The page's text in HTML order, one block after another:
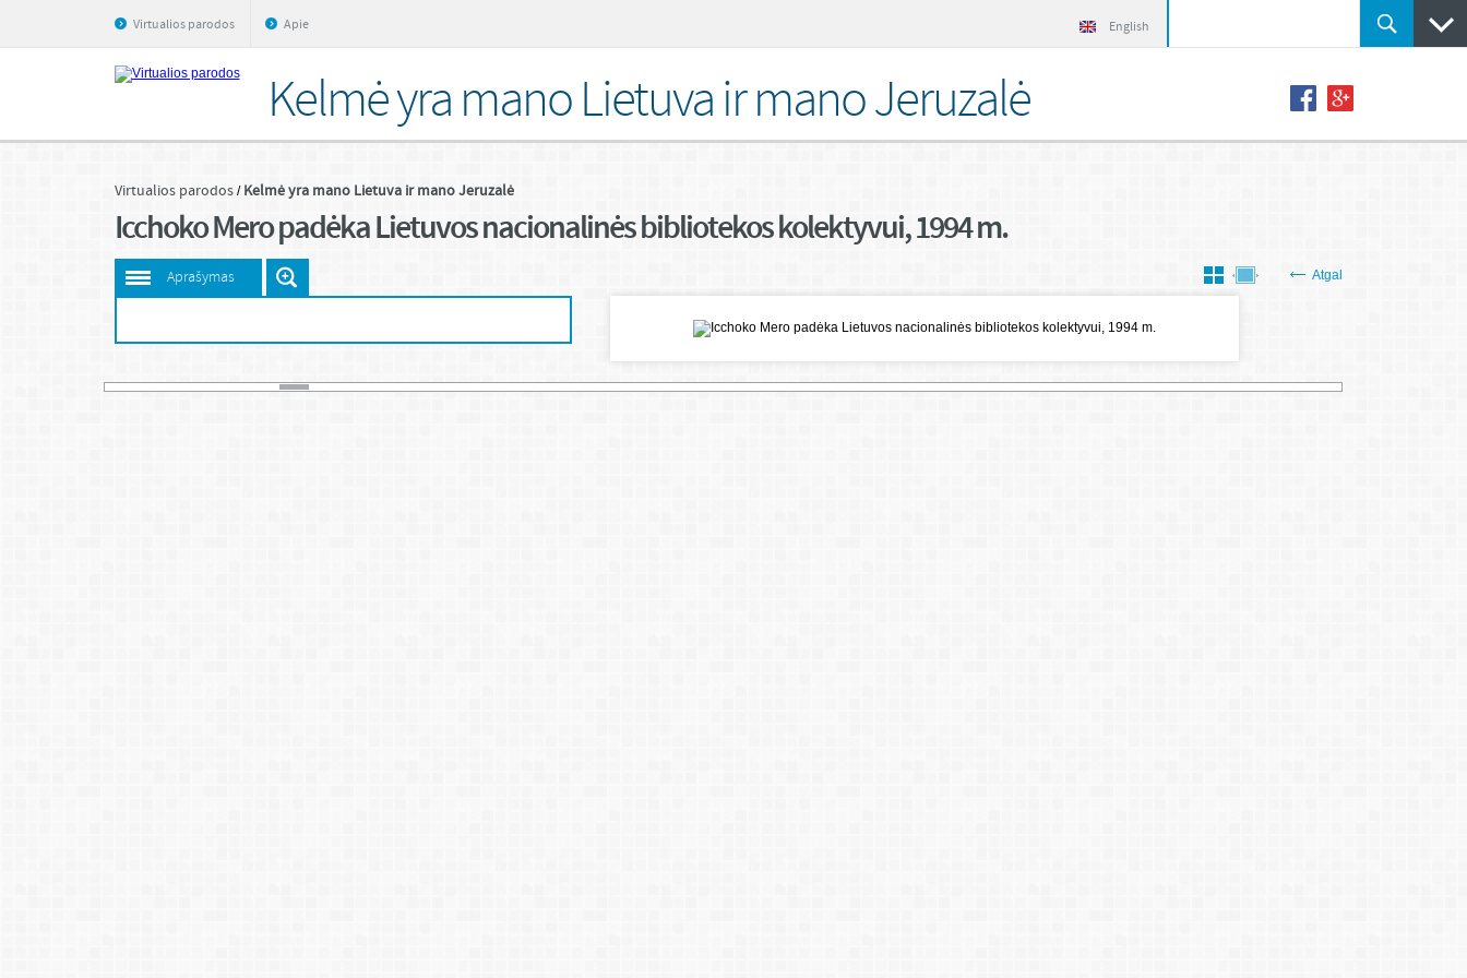
English
Virtualios parodos Apie
Kelmė yra mano Lietuva ir mano Jeruzalė
Virtualios parodos Kelmė yra mano Lietuva ir mano Jeruzalė
Icchoko Mero padėka Lietuvos nacionalinės bibliotekos kolektyvui, 1994 m.
Aprašymas Atgal